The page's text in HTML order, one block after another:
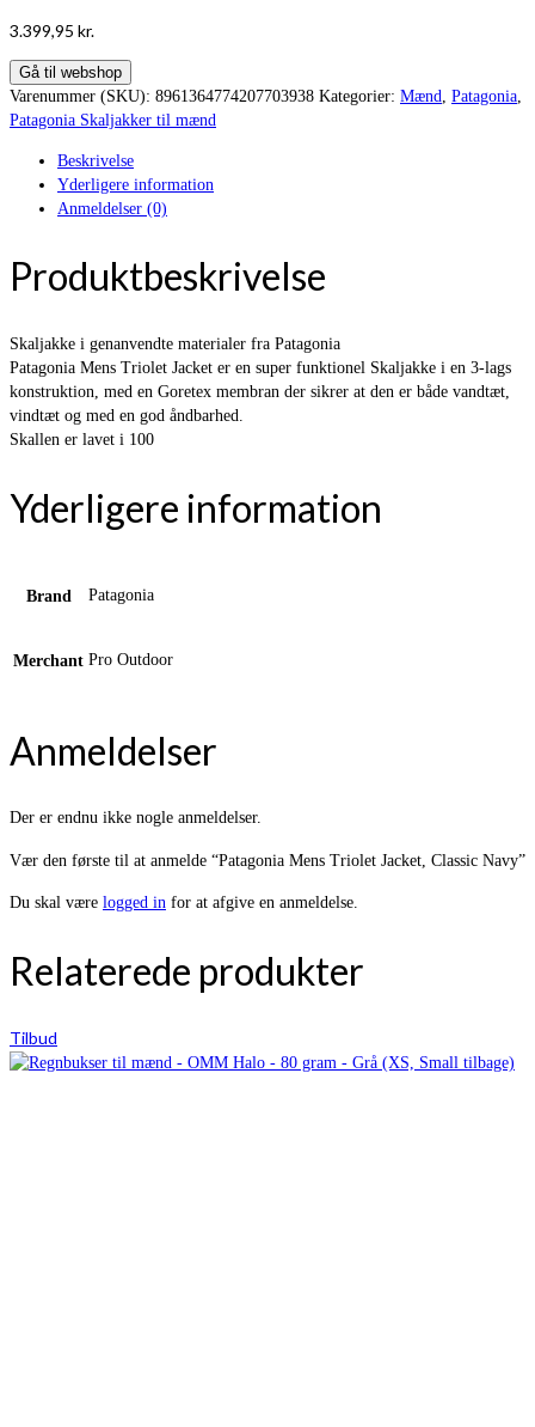
3.399,95 kr.
Gå til webshop
Varenummer (SKU): 8961364774207703938 Kategorier: Mænd Patagonia
Patagonia Skaljakker til mænd
Beskrivelse
Yderligere information
Anmeldelser (0)
Produktbeskrivelse
Skaljakke i genanvendte materialer fra Patagonia
Patagonia Mens Triolet Jacket er en super funktionel Skaljakke i en 3-lags
konstruktion, med en Goretex membran der sikrer at den er både vandtæt,
vindtæt og med en god åndbarhed.
Skallen er lavet i 100
Yderligere information
Brand Patagonia
Merchant Pro Outdoor
Anmeldelser
Der er endnu ikke nogle anmeldelser.
Vær den første til at anmelde “Patagonia Mens Triolet Jacket, Classic Navy”
Du skal være logged in for at afgive en anmeldelse.
Relaterede produkter
Tilbud